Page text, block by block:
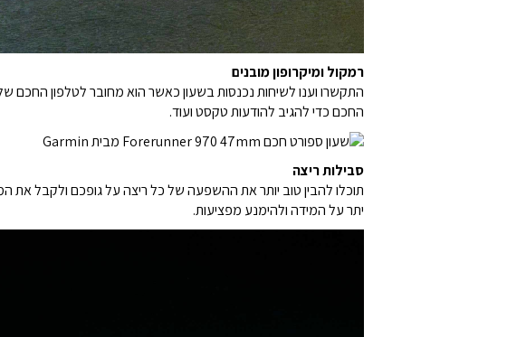
רמקול ומיקרופון מובנים
התקשרו וענו לשיחות נכנסות בשעון כאשר הוא מחובר לטלפון החכם
החכם כדי להגיב להודעות טקסט ועוד.
סבילות ריצה
תוכלו להבין טוב יותר את ההשפעה של כל ריצה על גופכם ולקבל
יתר על המידה ולהימנע מפציעות.